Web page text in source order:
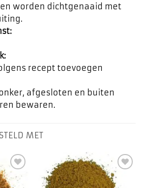
worden dichtgenaaid met
recept toevoegen
afgesloten en buiten
bewaren.
MET
aan
Toevoegen
aan